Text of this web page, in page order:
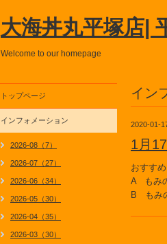
大海丼丸平塚店|
Welcome to our homepage
イン
2020-01-
1月
おすす
A もみ
B もみ
トップページ
インフォメーション
2026-08（7）
2026-07（27）
2026-06（34）
2026-05（30）
2026-04（35）
2026-03（30）